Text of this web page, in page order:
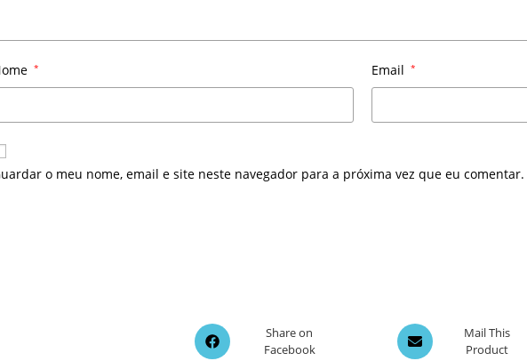
* Email *
o meu nome, email e site neste navegador para a próxima vez que eu comentar.
Opens
in
Share on
Facebook
Opens
in
Mail This
Product